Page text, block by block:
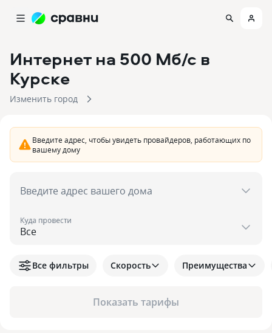
Интернет на 500 Мб/с в
Курске
Изменить город
Введите адрес, чтобы увидеть провайдеров, работающих по
вашему дому
Введите адрес вашего дома
Куда провести
Показать тарифы
Все фильтры Скорость Преимущества